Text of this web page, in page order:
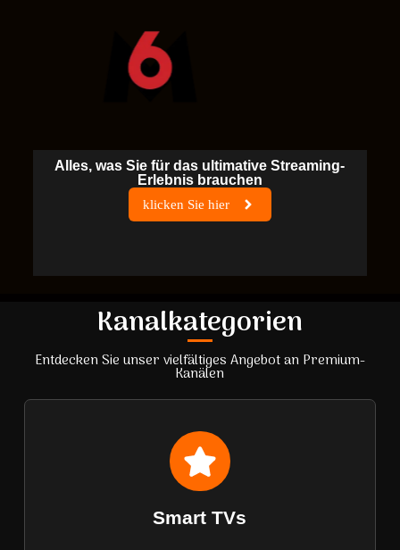
Alles, was Sie für das ultimative Streaming-
Erlebnis brauchen
klicken Sie hier
Kanalkategorien
Entdecken Sie unser vielfältiges Angebot an Premium-
Kanälen
Smart TVs